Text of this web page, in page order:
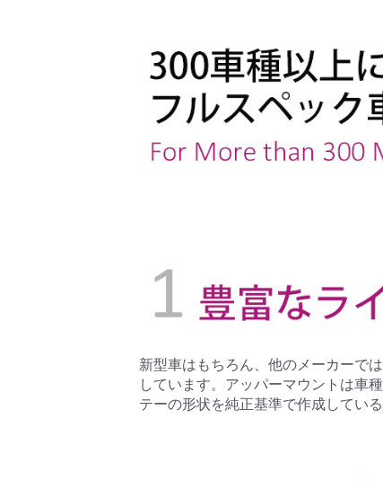
新型車はもちろん、他のメーカーで
しています。アッパーマウントは車
テーの形状を純正基準で作成してい